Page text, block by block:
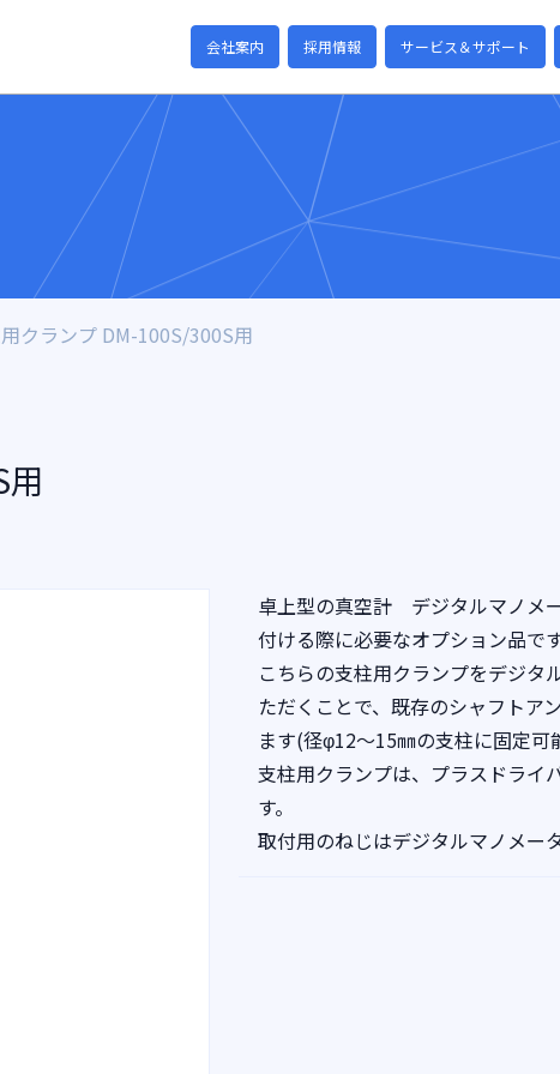
会社案内 採用情報 サービス＆サポート
クランプ DM-100S/300S用
卓上型の真空計 デジタルマノメ
付ける際に必要なオプション品です
こちらの支柱用クランプをデジタ
ただくことで、既存のシャフトア
ます(径φ12～15㎜の支柱に固定可
支柱用クランプは、プラスドライ
す。
取付用のねじはデジタルマノメー